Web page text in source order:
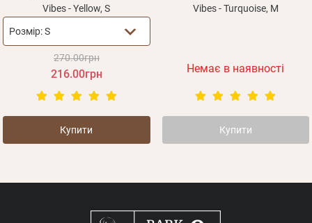
+380 (95) 095-00-05
Vibes - Yellow, S
Розмір:S
270.00грн
216.00грн
Купити
Vibes - Turquoise, M
Немає в наявності
Купити
Особисті дані